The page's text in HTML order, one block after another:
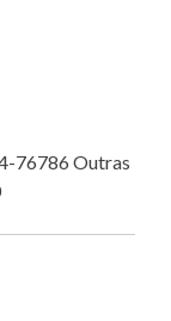
76786 Outras